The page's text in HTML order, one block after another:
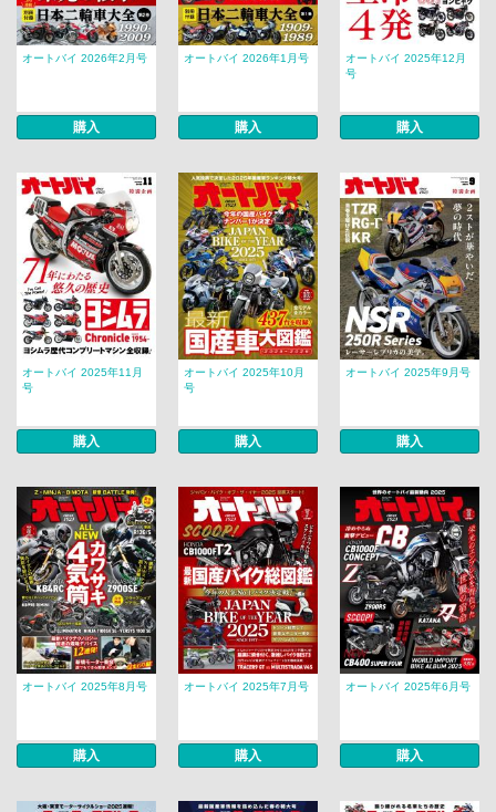
オートバイ 2026年2月号
購入
オートバイ 2026年1月号
購入
オートバイ 2025年12月
号
購入
オートバイ 2025年11月
号
購入
オートバイ 2025年10月
号
購入
オートバイ 2025年9月号
購入
オートバイ 2025年8月号
購入
オートバイ 2025年7月号
購入
オートバイ 2025年6月号
購入